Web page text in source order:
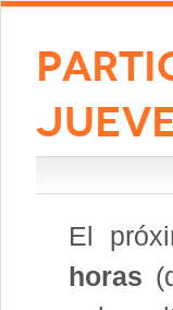
El
horas